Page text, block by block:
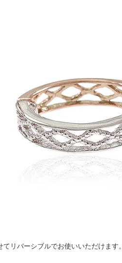
リバーシブルでお使いいただけます。